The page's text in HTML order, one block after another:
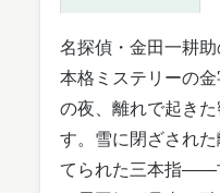
名探偵・金田一耕
本格ミステリーの
の夜、離れで起き
す。雪に閉ざされ
てられた三本指——